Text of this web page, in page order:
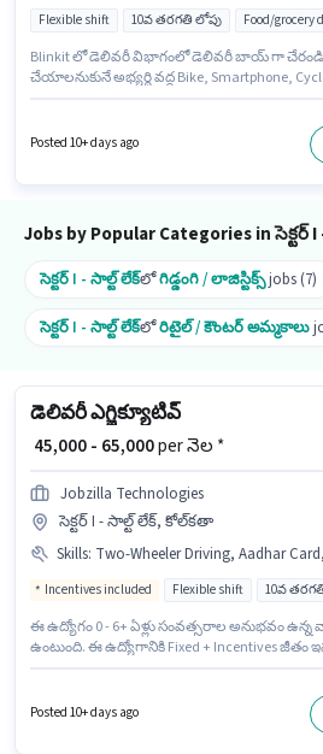
Flexible shift 10వ తరగతి లోపు Food/grocery
Blinkit లో డెలివరీ విభాగంలో డెలివరీ బాయ్ గా
చేయాలనుకునే అభ్యర్థి వద్ద Bike, Smartphone,
ఈ ఉద్యోగానికి అప్లై చేసుకోవచ్చు. ఈ ఉద్యోగానికి
Posted 10+ days ago
Jobs by Popular Categories in సెక్టర్
సెక్టర్ I - సాల్ట్ లేక్లోగిడ్డంగి / లాజిస్టిక్స్jobs (7)
సెక్టర్ I - సాల్ట్ లేక్లోరిటైల్ / కౌంటర్ అమ్మకాలు
డెలివరీ ఎగ్జిక్యూటివ్
₹ 45,000 - 65,000per నెల *
Jobzilla Technologies
సెక్టర్ I - సాల్ట్ లేక్, కోల్‌కతా
Skills: Two-Wheeler Driving, Aadhar Card, Smartphone, Area Knowledge, Bike, Navigation
Incentives included Flexible shift 10వ
ఈ ఉద్యోగం 0 - 6+ ఏళ్లు సంవత్సరాల అనుభవం ఉన్న
ఉంటుంది. ఈ ఉద్యోగానికి Fixed + Incentives జీతం
ముఖ్యం. ఈ ఉద్యోగం సెక్టర్ I - సాల్ట్ లేక్, కోల్‌కతా లో
ముఖ్యమైన డాక్యుమెంట్లు PAN Card, Aadhar
Posted 10+ days ago